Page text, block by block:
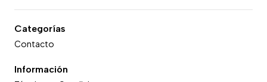
Categorías
Contacto
Información